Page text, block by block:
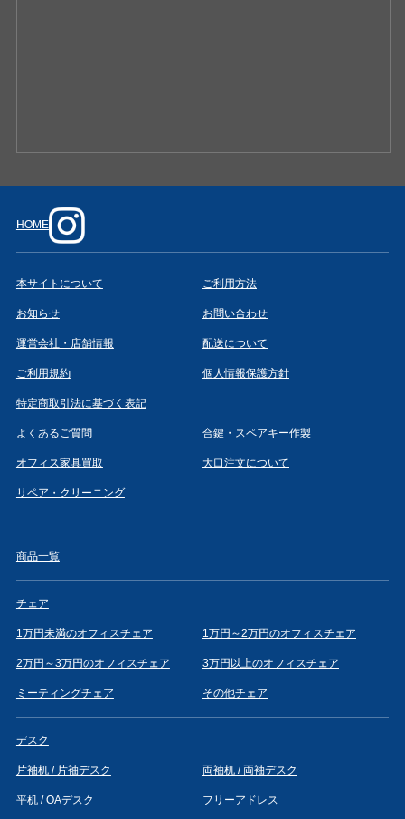
HOME
本サイトについて ご利用方法
お知らせ お問い合わせ
運営会社・店舗情報 配送について
ご利用規約 個人情報保護方針
特定商取引法に基づく表記
よくあるご質問 合鍵・スペアキー作製
オフィス家具買取 大口注文について
リペア・クリーニング
商品一覧
チェア
1万円未満のオフィスチェア 1万円～2万円のオフィスチェア
2万円～3万円のオフィスチェア 3万円以上のオフィスチェア
ミーティングチェア その他チェア
デスク
片袖机 / 片袖デスク 両袖机 / 両袖デスク
平机 / OAデスク フリーアドレス